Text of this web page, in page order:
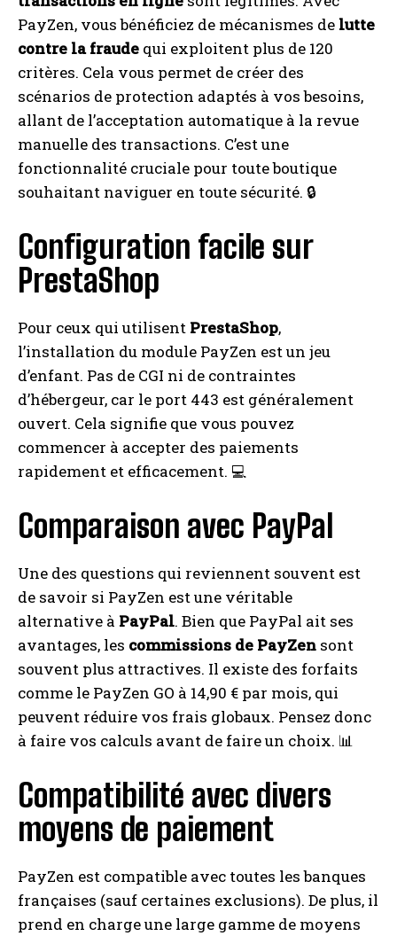
PayZen, vous bénéficiez de mécanismes de lutte
contre la fraude qui exploitent plus de 120
critères. Cela vous permet de créer des
scénarios de protection adaptés à vos besoins,
allant de l’acceptation automatique à la revue
manuelle des transactions. C’est une
fonctionnalité cruciale pour toute boutique
souhaitant naviguer en toute sécurité. 🔒
Configuration facile sur
PrestaShop
Pour ceux qui utilisent PrestaShop,
l’installation du module PayZen est un jeu
d’enfant. Pas de CGI ni de contraintes
d’hébergeur, car le port 443 est généralement
ouvert. Cela signifie que vous pouvez
commencer à accepter des paiements
rapidement et efficacement. 💻
Comparaison avec PayPal
Une des questions qui reviennent souvent est
de savoir si PayZen est une véritable
alternative à PayPal. Bien que PayPal ait ses
avantages, les commissions de PayZen sont
souvent plus attractives. Il existe des forfaits
comme le PayZen GO à 14,90 € par mois, qui
peuvent réduire vos frais globaux. Pensez donc
à faire vos calculs avant de faire un choix. 📊
Compatibilité avec divers
moyens de paiement
PayZen est compatible avec toutes les banques
françaises (sauf certaines exclusions). De plus, il
prend en charge une large gamme de moyens